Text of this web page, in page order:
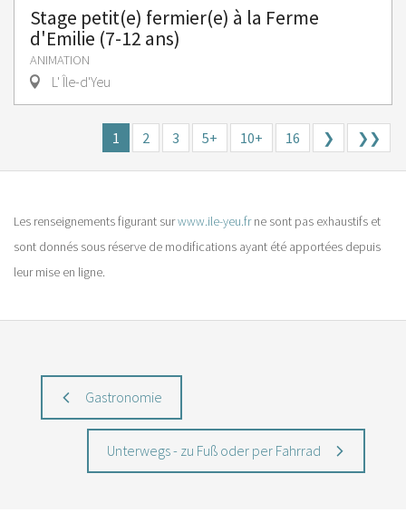
Stage petit(e) fermier(e) à la Ferme
d'Emilie (7-12 ans)
ANIMATION
L' Île-d'Yeu
1 2 3 5+ 10+ 16 ❯ ❯❯
Les renseignements figurant surwww.ile-yeu.frne sont pas exhaustifs et
sont donnés sous réserve de modifications ayant été apportées depuis
leur mise en ligne.
Gastronomie
Unterwegs - zu Fuß oder per Fahrrad